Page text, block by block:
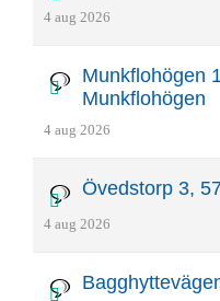
4 aug 2026
Munkflohögen
Munkflohögen
4 aug 2026
Övedstorp 3,
4 aug 2026